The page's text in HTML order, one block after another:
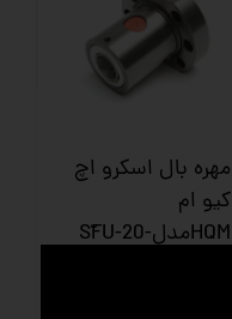
مهره بال اسکرو اچ
کیو ام
HQMمدلSّFU-20-